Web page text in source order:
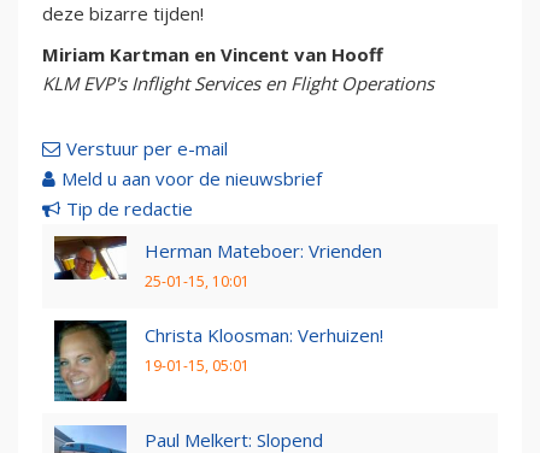
deze bizarre tijden!
Miriam Kartman en Vincent van Hooff
KLM EVP's Inflight Services en Flight Operations
Verstuur per e-mail
Meld u aan voor de nieuwsbrief
Tip de redactie
Herman Mateboer: Vrienden
25-01-15, 10:01
Christa Kloosman: Verhuizen!
19-01-15, 05:01
Paul Melkert: Slopend